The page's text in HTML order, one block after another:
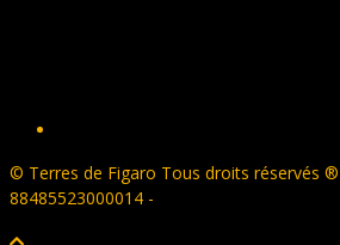
© Terres de Figaro Tous droits réservés ®
88485523000014 -